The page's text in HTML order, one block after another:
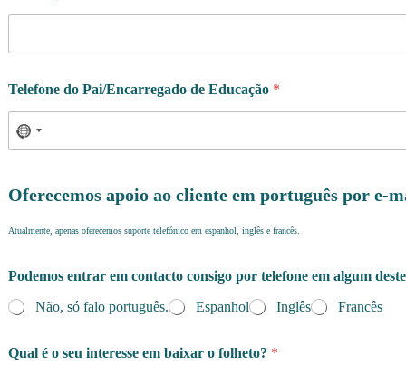
Telefone do Pai/Encarregado de Educação *
Oferecemos apoio ao cliente em português por e-
Atualmente, apenas oferecemos suporte telefónico em espanhol, inglês e francês.
Podemos entrar em contacto consigo por telefone em algum
Não, só falo português.
Espanhol Inglês Francês
Qual é o seu interesse em baixar o folheto? *